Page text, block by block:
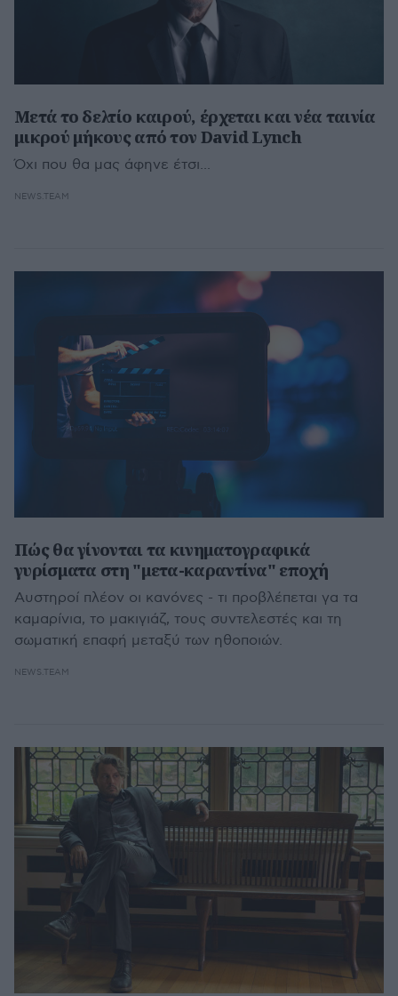
Μετά το δελτίο καιρού, έρχεται και νέα ταινία
μικρού μήκους από τον David Lynch
Όχι που θα μας άφηνε έτσι...
NEWS.TEAM
Πώς θα γίνονται τα κινηματογραφικά
γυρίσματα στη "μετα-καραντίνα" εποχή
Αυστηροί πλέον οι κανόνες - τι προβλέπεται γα τα
καμαρίνια, το μακιγιάζ, τους συντελεστές και τη
σωματική επαφή μεταξύ των ηθοποιών.
NEWS.TEAM